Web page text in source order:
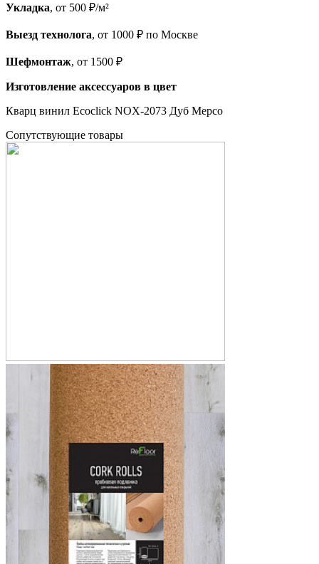
Укладка, от 500 ₽/м²
Выезд технолога, от 1000 ₽ по Москве
Шефмонтаж, от 1500 ₽
Изготовление аксессуаров в цвет
Кварц винил Ecoclick NOX-2073 Дуб Мерсо
Cопутствующие товары